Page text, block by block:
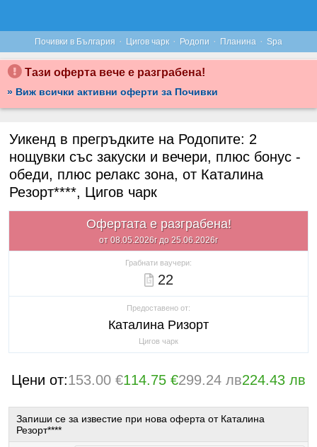
Почивки в България · Цигов чарк · Родопи · Планина · Spa
Тази оферта вече е разграбена!
» Виж всички активни оферти за Почивки
Уикенд в прегръдките на Родопите: 2
нощувки със закуски и вечери, плюс бонус -
обеди, плюс релакс зона, от Каталина
Резорт****, Цигов чарк
Офертата е разграбена!
от 08.05.2026г до 25.06.2026г
Грабнати ваучери:
22
Предоставено от:
Каталина Ризорт
Цигов чарк
Цени от:153.00 €114.75 €299.24 лв224.43 лв
Запиши се за известие при нова оферта от Каталина
Резорт****